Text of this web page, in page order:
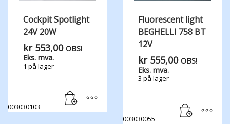
Cockpit Spotlight
24V 20W
kr553,00 OBS!
Eks. mva.
1 på lager
003030103
Fluorescent light
BEGHELLI 758 BT
12V
kr555,00 OBS!
Eks. mva.
3 på lager
003030055